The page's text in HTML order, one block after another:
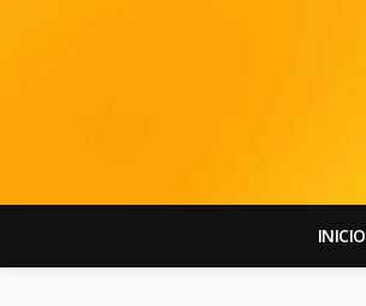
INICIO